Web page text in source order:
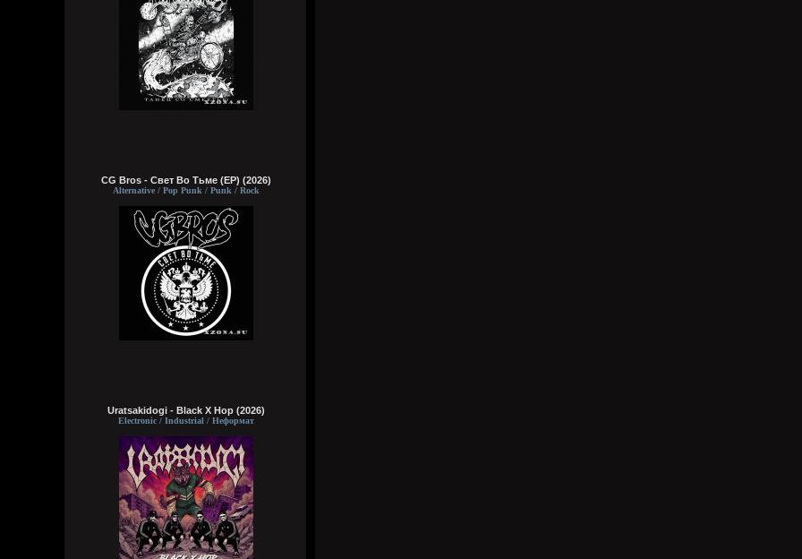
CG Bros - Свет Во Тьме (EP) (2026)
Alternative / Pop Punk / Punk / Rock
Uratsakidogi - Black X Hop (2026)
Electronic / Industrial / Неформат